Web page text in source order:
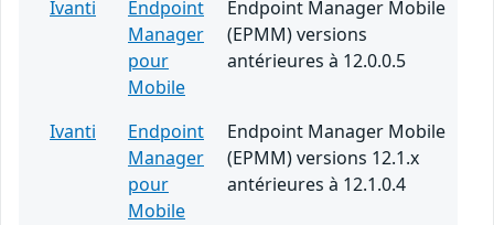
Ivanti
Endpoint
Manager
pour
Mobile
Endpoint Manager Mobile
(EPMM) versions
antérieures à 12.0.0.5
Ivanti
Endpoint
Manager
pour
Mobile
Endpoint Manager Mobile
(EPMM) versions 12.1.x
antérieures à 12.1.0.4